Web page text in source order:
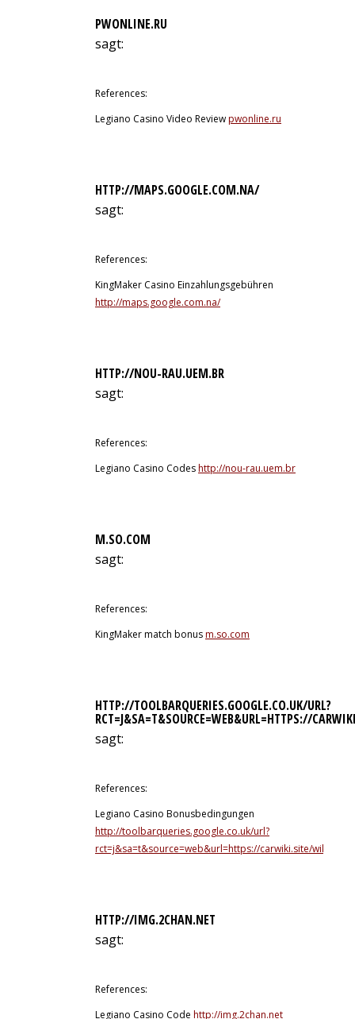
PWONLINE.RU
sagt:
References:
Legiano Casino Video Reviewpwonline.ru
HTTP://MAPS.GOOGLE.COM.NA/
sagt:
References:
KingMaker Casino Einzahlungsgebühren
http://maps.google.com.na/
HTTP://NOU-RAU.UEM.BR
sagt:
References:
Legiano Casino Codeshttp://nou-rau.uem.br
M.SO.COM
sagt:
References:
KingMaker match bonusm.so.com
HTTP://TOOLBARQUERIES.GOOGLE.CO.UK/URL?
RCT=J&SA=T&SOURCE=WEB&URL=HTTPS://
sagt:
References:
Legiano Casino Bonusbedingungen
http://toolbarqueries.google.co.uk/url?
rct=j&sa=t&source=web&url=https://carwiki.site/wiki/
HTTP://IMG.2CHAN.NET
sagt:
References:
Legiano Casino Code http://img.2chan.net